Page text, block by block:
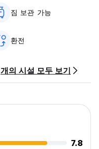
짐 보관 가능
환전
개의 시설 모두 보기
7.8